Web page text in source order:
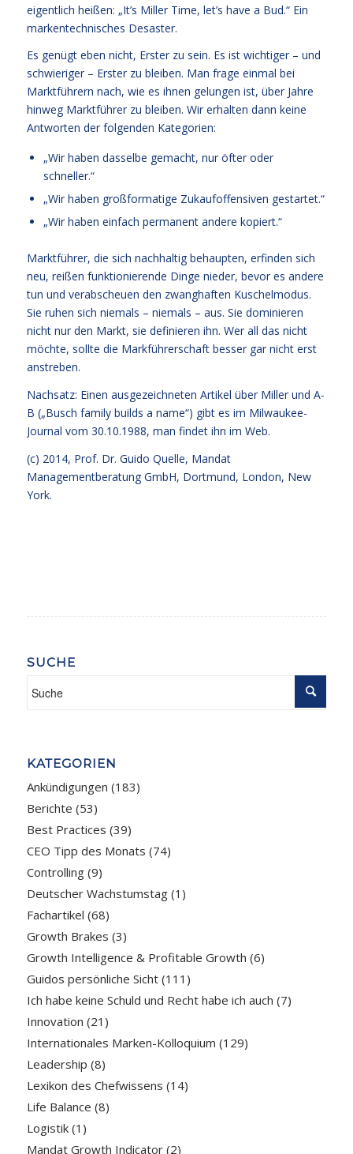
eigentlich heißen: „It’s Miller Time, let’s have a Bud.“ Ein
markentechnisches Desaster.
Es genügt eben nicht, Erster zu sein. Es ist wichtiger – und
schwieriger – Erster zu bleiben. Man frage einmal bei
Marktführern nach, wie es ihnen gelungen ist, über Jahre
hinweg Marktführer zu bleiben. Wir erhalten dann keine
Antworten der folgenden Kategorien:
„Wir haben dasselbe gemacht, nur öfter oder
schneller.“
„Wir haben großformatige Zukaufoffensiven gestartet.“
„Wir haben einfach permanent andere kopiert.“
Marktführer, die sich nachhaltig behaupten, erfinden sich
neu, reißen funktionierende Dinge nieder, bevor es andere
tun und verabscheuen den zwanghaften Kuschelmodus.
Sie ruhen sich niemals – niemals – aus. Sie dominieren
nicht nur den Markt, sie definieren ihn. Wer all das nicht
möchte, sollte die Markführerschaft besser gar nicht erst
anstreben.
Nachsatz: Einen ausgezeichneten Artikel über Miller und A-
B („Busch family builds a name“) gibt es im Milwaukee-
Journal vom 30.10.1988, man findet ihn im Web.
(c) 2014, Prof. Dr. Guido Quelle, Mandat
Managementberatung GmbH, Dortmund, London, New
York.
SUCHE
KATEGORIEN
Ankündigungen (183)
Berichte (53)
Best Practices (39)
CEO Tipp des Monats (74)
Controlling(9)
Deutscher Wachstumstag(1)
Fachartikel (68)
Growth Brakes (3)
Growth Intelligence & Profitable Growth (6)
Guidos persönliche Sicht(111)
Ich habe keine Schuld und Recht habe ich auch (7)
Innovation (21)
Internationales Marken-Kolloquium (129)
Leadership (8)
Lexikon des Chefwissens (14)
Life Balance (8)
Logistik(1)
Mandat Growth Indicator(2)